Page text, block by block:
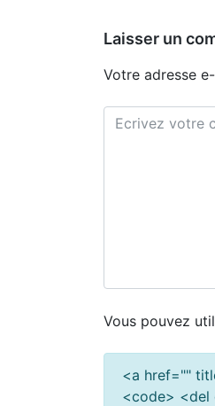
Laisser un
Votre adresse
Vous pouvez
<a href=""
<code>